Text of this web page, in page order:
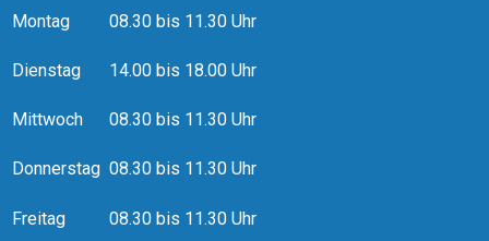
Montag 08.30 bis 11.30 Uhr
Dienstag 14.00 bis 18.00 Uhr
Mittwoch 08.30 bis 11.30 Uhr
Donnerstag 08.30 bis 11.30 Uhr
Freitag 08.30 bis 11.30 Uhr